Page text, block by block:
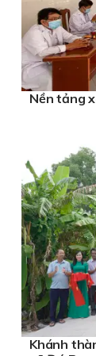
Nền tảng
Khánh